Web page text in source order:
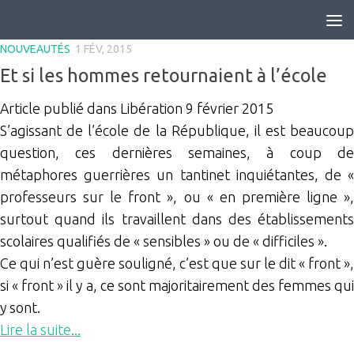
NOUVEAUTÉS 1 FÉV, 2015
Et si les hommes retournaient à l’école
Article publié dans Libération 9 février 2015
S’agissant de l’école de la République, il est beaucoup
question, ces dernières semaines, à coup de
métaphores guerrières un tantinet inquiétantes, de «
professeurs sur le front », ou « en première ligne »,
surtout quand ils travaillent dans des établissements
scolaires qualifiés de « sensibles » ou de « difficiles ».
Ce qui n’est guère souligné, c’est que sur le dit « front »,
si « front » il y a, ce sont majoritairement des femmes qui
y sont.
Lire la suite...